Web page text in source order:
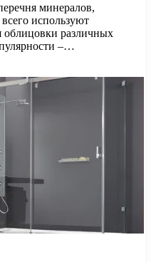
минералов,
используют
облицовки различных
–…